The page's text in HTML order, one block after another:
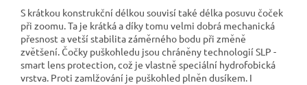
S krátkou konstrukční délkou souvisí také délka posuvu čoček
při zoomu. Ta je krátká a díky tomu velmi dobrá mechanická
přesnost a vetší stabilita záměrného bodu při změně
zvětšení. Čočky puškohledu jsou chráněny technologií SLP -
smart lens protection, což je vlastně speciální hydrofobická
vrstva. Proti zamlžování je puškohled plněn dusíkem. I